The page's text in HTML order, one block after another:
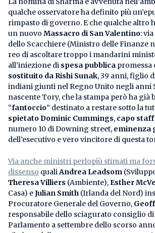
qualche osservatore ha definito più
rimpasto di governo. E che qualche altro
un nuovo Massacro di San Valentino:
dello Scacchiere (Ministro delle Finanze
reo di ascoltare troppo i mandarini
all’iniezione di spesa pubblica promessa
sostituito da Rishi Sunak, 39 anni, figlio
indiani giunti nel Regno Unito negli anni
nascente Tory, che la stampa però ha già
“fantoccio” destinato a restare sotto la
spietatoDominic Cummings, capo staff
numero 10 di Downing street, eminenza
dell’esecutivo e vero vincitore di questa
Via anche ministri perlopiù stimati ma
dissenso qualiAndrea Leadsom
Theresa Villiers (Ambiente),Esther
Casa) eJulian Smith (Irlanda del Nord)
Procuratore Generale del Governo,
responsabile dello sciagurato consiglio
Parlamento a settembre dello scorso